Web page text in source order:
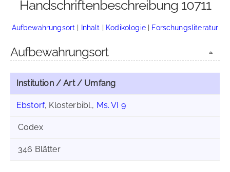
Handschriftenbeschreibung 10711
Aufbewahrungsort | Inhalt | Kodikologie| Forschungsliteratur
Aufbewahrungsort
Institution / Art / Umfang
Ebstorf, Klosterbibl., Ms. VI 9
Codex
346 Blätter